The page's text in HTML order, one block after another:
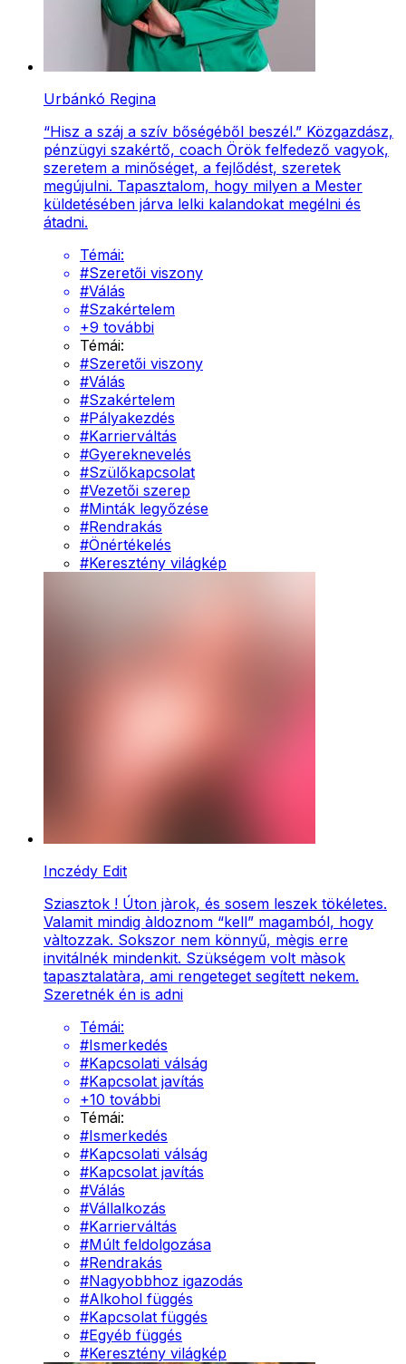
Urbánkó Regina
“Hisz a száj a szív bőségéből beszél.” Közgazdász,
pénzügyi szakértő, coach Örök felfedező vagyok,
szeretem a minőséget, a fejlődést, szeretek
megújulni. Tapasztalom, hogy milyen a Mester
küldetésében járva lelki kalandokat megélni és
átadni.
Témái:
#Szeretői viszony
#Válás
#Szakértelem
+9 további
Témái:
#Szeretői viszony
#Válás
#Szakértelem
#Pályakezdés
#Karrierváltás
#Gyereknevelés
#Szülőkapcsolat
#Vezetői szerep
#Minták legyőzése
#Rendrakás
#Önértékelés
#Keresztény világkép
Inczédy Edit
Sziasztok ! Úton jàrok, és sosem leszek tökéletes.
Valamit mindig àldoznom “kell” magamból, hogy
vàltozzak. Sokszor nem könnyű, mègis erre
invitálnék mindenkit. Szükségem volt màsok
tapasztalatàra, ami rengeteget segített nekem.
Szeretnék én is adni
Témái:
#Ismerkedés
#Kapcsolati válság
#Kapcsolat javítás
+10 további
Témái:
#Ismerkedés
#Kapcsolati válság
#Kapcsolat javítás
#Válás
#Vállalkozás
#Karrierváltás
#Múlt feldolgozása
#Rendrakás
#Nagyobbhoz igazodás
#Alkohol függés
#Kapcsolat függés
#Egyéb függés
#Keresztény világkép